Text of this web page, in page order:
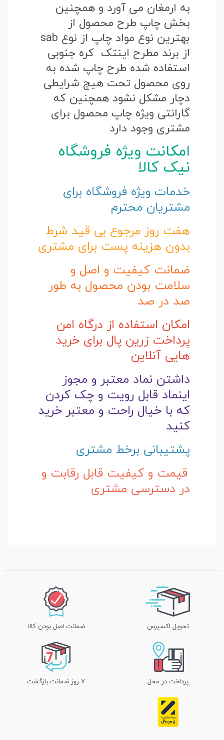
به ارمغان می آورد و همچنین
بخش چاپ طرح محصول از
بهترین نوع مواد چاپ از نوع sab
از برند مطرح اینتک کره جنوبی
استفاده شده طرح چاپ شده به
روی محصول تحت هیچ شرایطی
دچار مشکل نشود همچنین که
گارانتی ویژه چاپ محصول برای
مشتری وجود دارد
امکانت ویژه فروشگاه
نیک کالا
خدمات ویژه فروشگاه برای
مشتریان محترم
هفت روز مرجوع بی قید شرط
بدون هزینه پست برای مشتری
ضمانت کیفیت و اصل و
سلامت بودن محصول به طور
صد در صد
امکان استفاده از درگاه امن
پرداخت زرین پال برای خرید
هایی آنلاین
داشتن نماد معتبر و مجوز
اینماد قابل رویت و چک کردن
که با خیال راحت و معتبر خرید
کنید
پشتیبانی برخط مشتری
قیمت و کیفیت قابل رقابت و
در دسترسی مشتری
تحویل اکسپرس ضمانت اصل بودن کالا
پرداخت در محل ۷ روز ضمانت بازگشت